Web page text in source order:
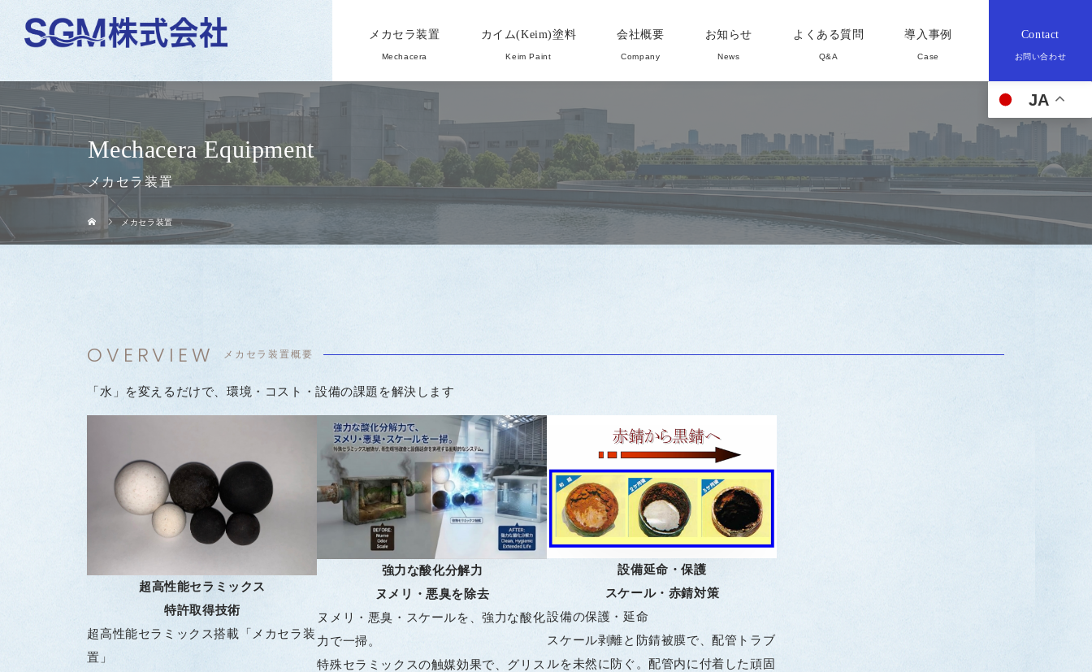
JA
メカセラ装置 カイム(Keim)塗料 会社概要 お知らせ よくある質問 導入事例 Contact
Mechacera Equipment
メカセラ装置
メカセラ装置
OVERVIEW メカセラ装置概要
「水」を変えるだけで、環境・コスト・設備の課題を解決します
超高性能セラミックス
特許取得技術
超高性能セラミックス搭載「メカセラ装
置」
強力な酸化分解力
ヌメリ・悪臭を除去
ヌメリ・悪臭・スケールを、強力な酸化
力で一掃。
特殊セラミックスの触媒効果で、グリス
設備延命・保護
スケール・赤錆対策
設備の保護・延命
スケール剥離と防錆被膜で、配管トラブ
ルを未然に防ぐ。配管内に付着した頑固